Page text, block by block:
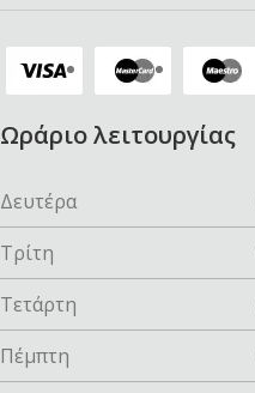
Ωράριο λειτουργίας
Δευτέρα
Τρίτη
Τετάρτη
Πέμπτη